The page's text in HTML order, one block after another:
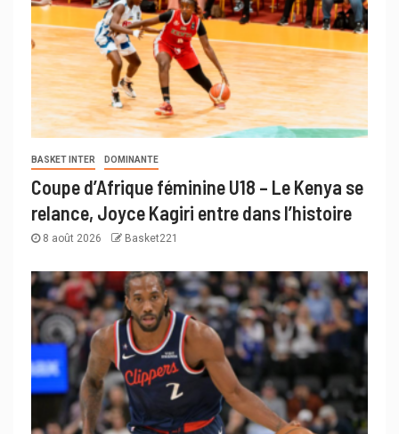
BASKET INTER DOMINANTE
Coupe d’Afrique féminine U18 – Le Kenya se
relance, Joyce Kagiri entre dans l’histoire
8 août 2026 Basket221